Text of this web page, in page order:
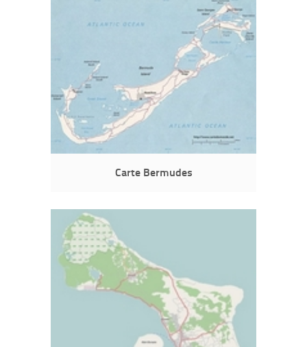
Carte Bermudes